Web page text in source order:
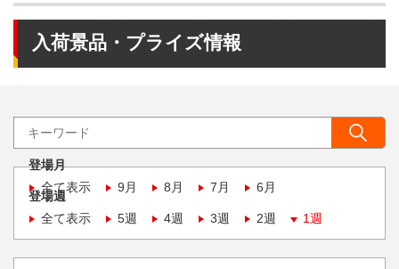
入荷景品・プライズ情報
登場月
全て表示
9月 8月 7月 6月
登場週
全て表示
5週 4週 3週 2週 1週